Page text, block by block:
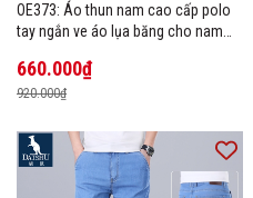
OE373: Áo thun nam cao cấp polo
tay ngắn ve áo lụa băng cho nam
660.000₫
920.000₫